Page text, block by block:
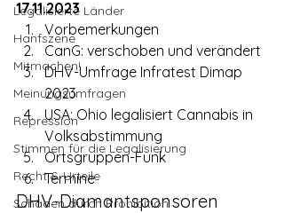
Legalisierte Länder
Hanfszene
Mitmachen!
Meinungsumfragen
Repression
Stimmen für die Legalisierung
Recht & Urteile
Schäden durch Prohibition
17.11.2023
Vorbemerkungen
CanG: verschoben und verändert
DHV-Umfrage Infratest Dimap
2023
USA: Ohio legalisiert Cannabis in
Volksabstimmung
Ortsgruppen-Funk
Termine
DHV-Diamantsponsoren